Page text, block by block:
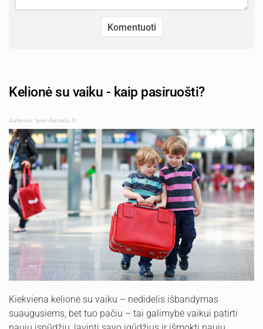
Kelionė su vaiku - kaip pasiruošti?
Autorius: tevu-darzelis.lt
Kiekviena kelionė su vaiku – nedidelis išbandymas
suaugusiems, bet tuo pačiu – tai galimybė vaikui patirti